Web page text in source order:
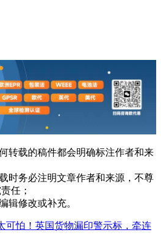
转载的稿件都会明确标注作者和来
时务必注明文章作者和来源，不尊
任；
辑修改或补充。
可怕！英国货物漏印警示标，牵连